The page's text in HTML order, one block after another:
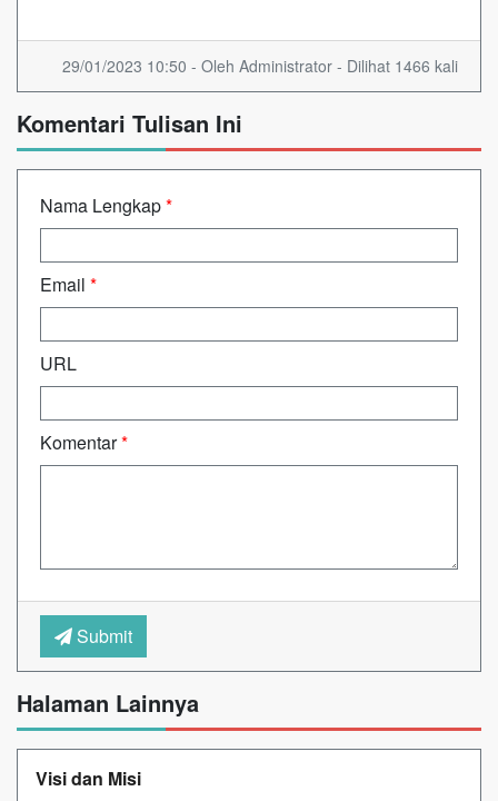
29/01/2023 10:50 - Oleh Administrator - Dilihat 1466 kali
Komentari Tulisan Ini
Nama Lengkap*
Email *
URL
Komentar*
Submit
Halaman Lainnya
Visi dan Misi